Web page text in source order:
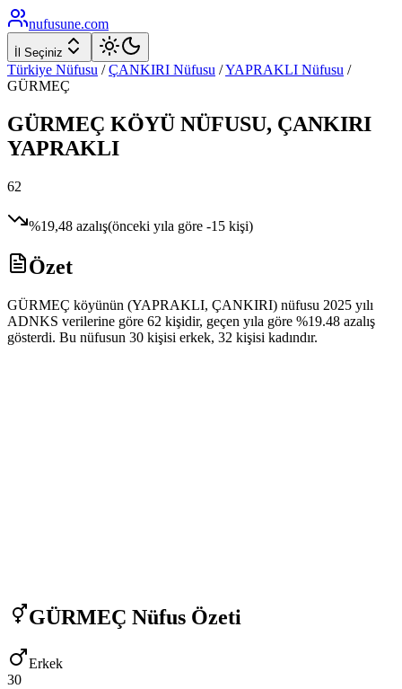
nufusune.com
İl Seçiniz
Türkiye Nüfusu / ÇANKIRI Nüfusu /YAPRAKLI Nüfusu /
GÜRMEÇ
GÜRMEÇ KÖYÜ NÜFUSU, ÇANKIRI
YAPRAKLI
62
%19,48 azalış(önceki yıla göre -15 kişi)
Özet
GÜRMEÇ köyünün (YAPRAKLI, ÇANKIRI) nüfusu 2025 yılı
ADNKS verilerine göre 62 kişidir, geçen yıla göre %19.48 azalış
gösterdi. Bu nüfusun 30 kişisi erkek, 32 kişisi kadındır.
GÜRMEÇ Nüfus Özeti
Erkek
30